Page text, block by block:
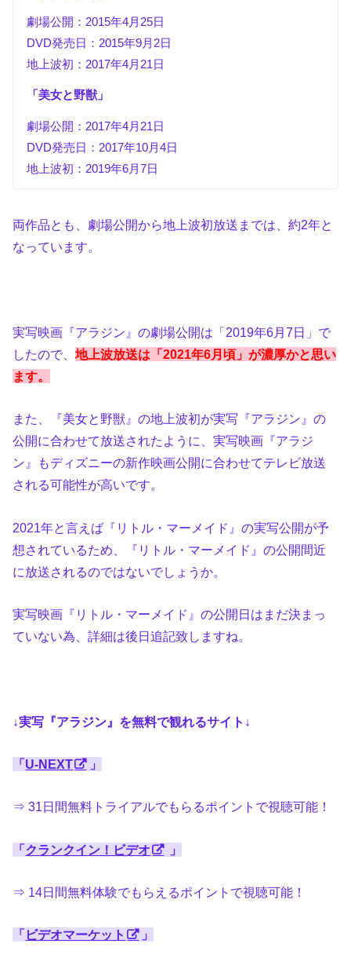
劇場公開：2015年4月25日
DVD発売日：2015年9月2日
地上波初：2017年4月21日
「美女と野獣」
劇場公開：2017年4月21日
DVD発売日：2017年10月4日
地上波初：2019年6月7日
両作品とも、劇場公開から地上波初放送までは、約2年と
なっています。
実写映画『アラジン』の劇場公開は「2019年6月7日」で
したので、地上波放送は「2021年6月頃」が濃厚かと思い
ます。
また、『美女と野獣』の地上波初が実写『アラジン』の
公開に合わせて放送されたように、実写映画『アラジ
ン』もディズニーの新作映画公開に合わせてテレビ放送
される可能性が高いです。
2021年と言えば『リトル・マーメイド』の実写公開が予
想されているため、『リトル・マーメイド』の公開間近
に放送されるのではないでしょうか。
実写映画『リトル・マーメイド』の公開日はまだ決まっ
ていない為、詳細は後日追記致しますね。
↓実写『アラジン』を無料で観れるサイト↓
「U-NEXT 」
⇒ 31日間無料トライアルでもらるポイントで視聴可能！
「クランクイン！ビデオ 」
⇒ 14日間無料体験でもらえるポイントで視聴可能！
「 ビデオマーケット 」